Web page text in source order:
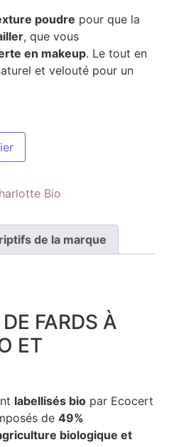
poudre pour que la
, que vous
en makeup. Le tout en
et velouté pour un
Bio
de la marque
FARDS À
ET
labellisés bio par Ecocert
de 49%
biologique et